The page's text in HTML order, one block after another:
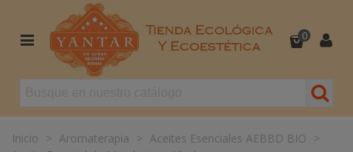
0
Inicio > Aromaterapia > Aceites Esenciales AEBBD BIO >